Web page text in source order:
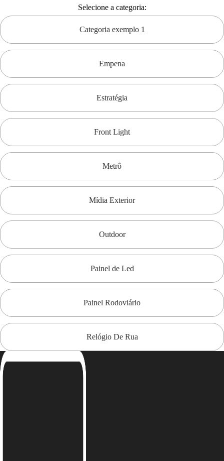
Selecione a categoria:
Categoria exemplo 1
Empena
Estratégia
Front Light
Metrô
Mídia Exterior
Outdoor
Painel de Led
Painel Rodoviário
Relógio De Rua